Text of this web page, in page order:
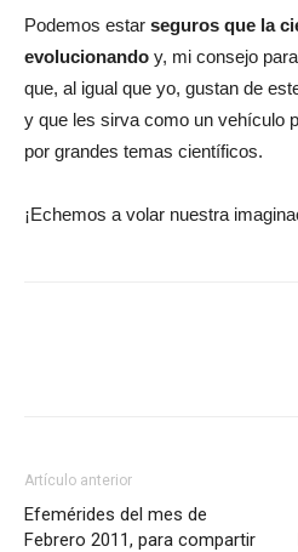
Podemos estar seguros que la
evolucionando y, mi consejo
que, al igual que yo, gustan de
y que les sirva como un vehículo
por grandes temas científicos.
¡Echemos a volar nuestra
Artículo anterior
Efemérides del mes de
Febrero 2011, para compartir